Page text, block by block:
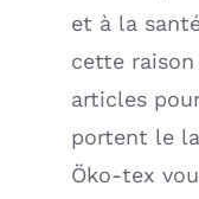
et à la
cette
articles
portent le
Öko-tex